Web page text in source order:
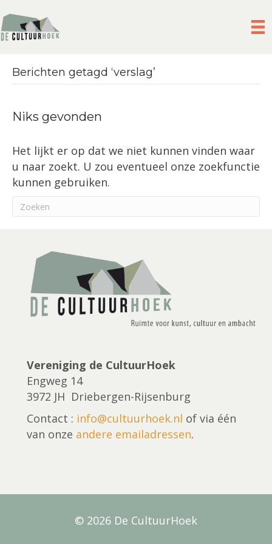
Berichten getagd ‘verslag’
Niks gevonden
Het lijkt er op dat we niet kunnen vinden waar
u naar zoekt. U zou eventueel onze zoekfunctie
kunnen gebruiken.
Vereniging de CultuurHoek
Engweg 14
3972 JH Driebergen-Rijsenburg
Contact : info@cultuurhoek.nl of via één
van onze andere emailadressen.
© 2026 De CultuurHoek